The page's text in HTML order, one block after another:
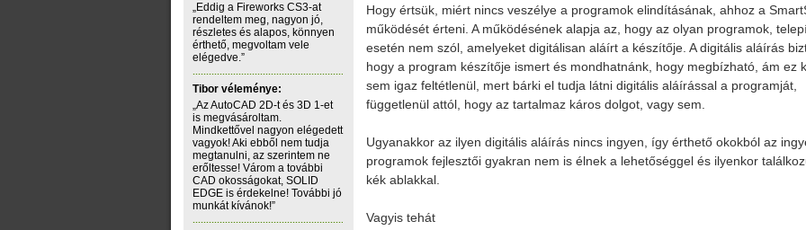
„Eddig a Fireworks CS3-at
rendeltem meg, nagyon jó,
részletes és alapos, könnyen
érthető, megvoltam vele
elégedve.”
Tibor véleménye:
„Az AutoCAD 2D-t és 3D 1-et
is megvásároltam.
Mindkettővel nagyon elégedett
vagyok! Aki ebből nem tudja
megtanulni, az szerintem ne
erőltesse! Várom a további
CAD okosságokat, SOLID
EDGE is érdekelne! További jó
munkát kívánok!”
Hogy értsük, miért nincs veszélye a programok elindításának, ahhoz a
működését érteni. A működésének alapja az, hogy az olyan programok,
esetén nem szól, amelyeket digitálisan aláírt a készítője. A digitális aláírás
hogy a program készítője ismert és mondhatnánk, hogy megbízható, ám ez
sem igaz feltétlenül, mert bárki el tudja látni digitális aláírással a programját,
függetlenül attól, hogy az tartalmaz káros dolgot, vagy sem.
Ugyanakkor az ilyen digitális aláírás nincs ingyen, így érthető okokból az
programok fejlesztői gyakran nem is élnek a lehetőséggel és ilyenkor
kék ablakkal.
Vagyis tehát